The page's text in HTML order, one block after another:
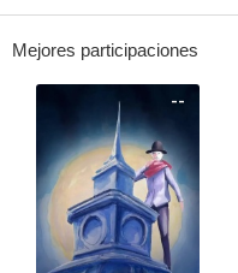
Mejores participaciones
--